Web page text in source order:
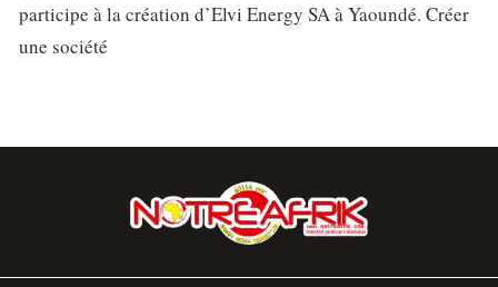
participe à la création d’Elvi Energy SA à Yaoundé. Créer
une société